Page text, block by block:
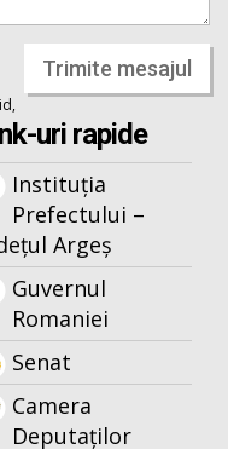
Trimite mesajul
uri rapide
Instituția
Prefectului –
Argeș
Guvernul
Romaniei
Senat
Camera
Deputaților